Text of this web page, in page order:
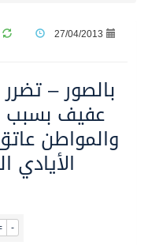
محافظ عفيف يؤدي
27/04/2013
– تضرر
عفيف بسبب
عاتق
الأيادي